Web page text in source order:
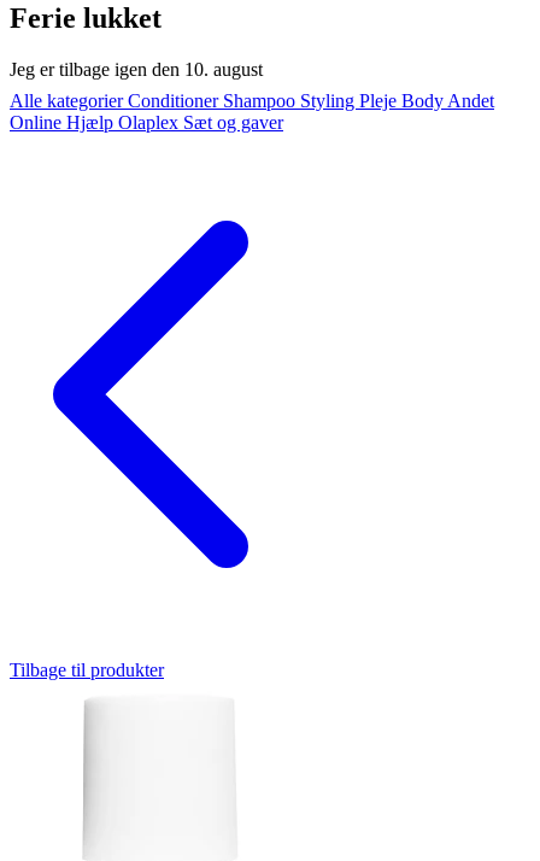
Ferie lukket
Jeg er tilbage igen den 10. august
Alle kategorierConditioner Shampoo Styling Pleje Body Andet
Online Hjælp Olaplex Sæt og gaver
Tilbage til produkter